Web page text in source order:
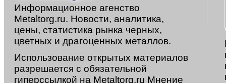
Информационное агенство
Metaltorg.ru. Новости, аналитика,
цены, статистика рынка черных,
цветных и драгоценных металлов.
Использование открытых материалов
разрешается с обязательной
гиперссылкой на Metaltorg.ru Мнение